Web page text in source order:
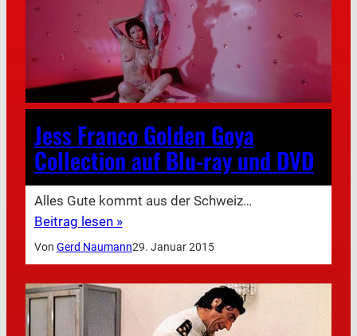
Jess Franco Golden Goya
Collection auf Blu-ray und DVD
Alles Gute kommt aus der Schweiz…
Beitrag lesen »
Von Gerd Naumann29. Januar 2015